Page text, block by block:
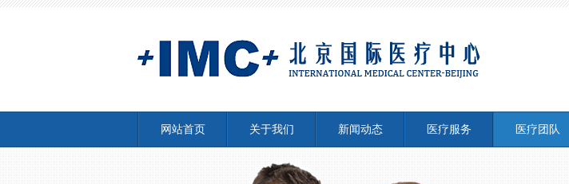
网站首页 关于我们 新闻动态 医疗服务 医疗团队